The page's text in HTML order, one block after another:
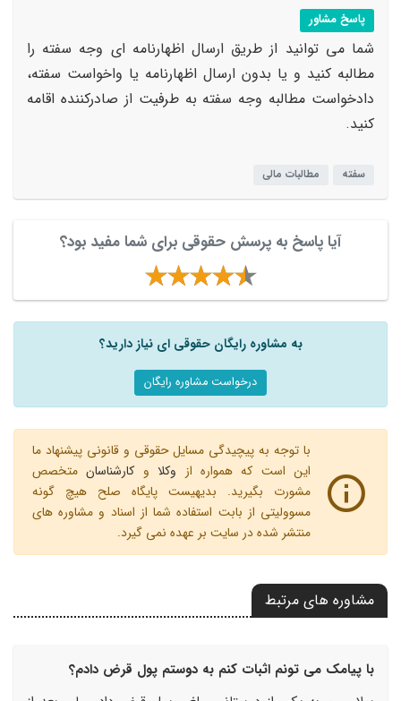
پاسخ مشاور
شما می توانید از طریق ارسال اظهارنامه ای وجه سفته را
مطالبه کنید و یا بدون ارسال اظهارنامه یا واخواست سفته،
دادخواست مطالبه وجه سفته به طرفیت از صادرکننده اقامه
کنید.
سفته مطالبات مالی
آیا پاسخ به پرسش حقوقی برای شما مفید بود؟
به مشاوره رایگان حقوقی ای نیاز دارید؟
درخواست مشاوره رایگان
با توجه به پیچیدگی مسایل حقوقی و قانونی پیشنهاد ما
این است که همواره از وکلاو کارشناسانمتخصص
مشورت بگیرید. بدیهیست پایگاه صلح هیچ گونه
مسوولیتی از بابت استفاده شما از اسناد و مشاوره های
منتشر شده در سایت بر عهده نمی گیرد.
مشاوره های مرتبط
با پیامک می تونم اثبات کنم به دوستم پول قرض دادم؟